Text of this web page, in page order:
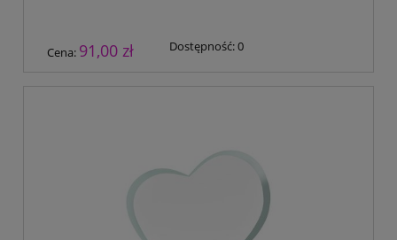
Cena: 91,00 zł Dostępność:0